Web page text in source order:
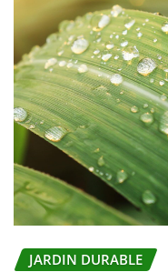
JARDIN DURABLE